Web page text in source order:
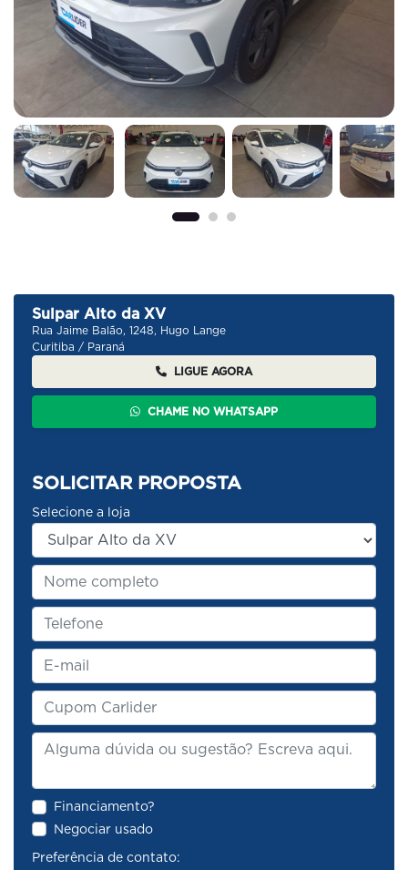
Sulpar Alto da XV
Rua Jaime Balão, 1248, Hugo Lange
Curitiba / Paraná
LIGUE AGORA
CHAME NO WHATSAPP
SOLICITAR PROPOSTA
Selecione a loja
Financiamento?
Negociar usado
Preferência de contato: